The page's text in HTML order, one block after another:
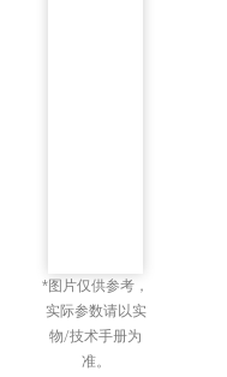
*图片仅供参考，
实际参数请以实
物/技术手册为
准。